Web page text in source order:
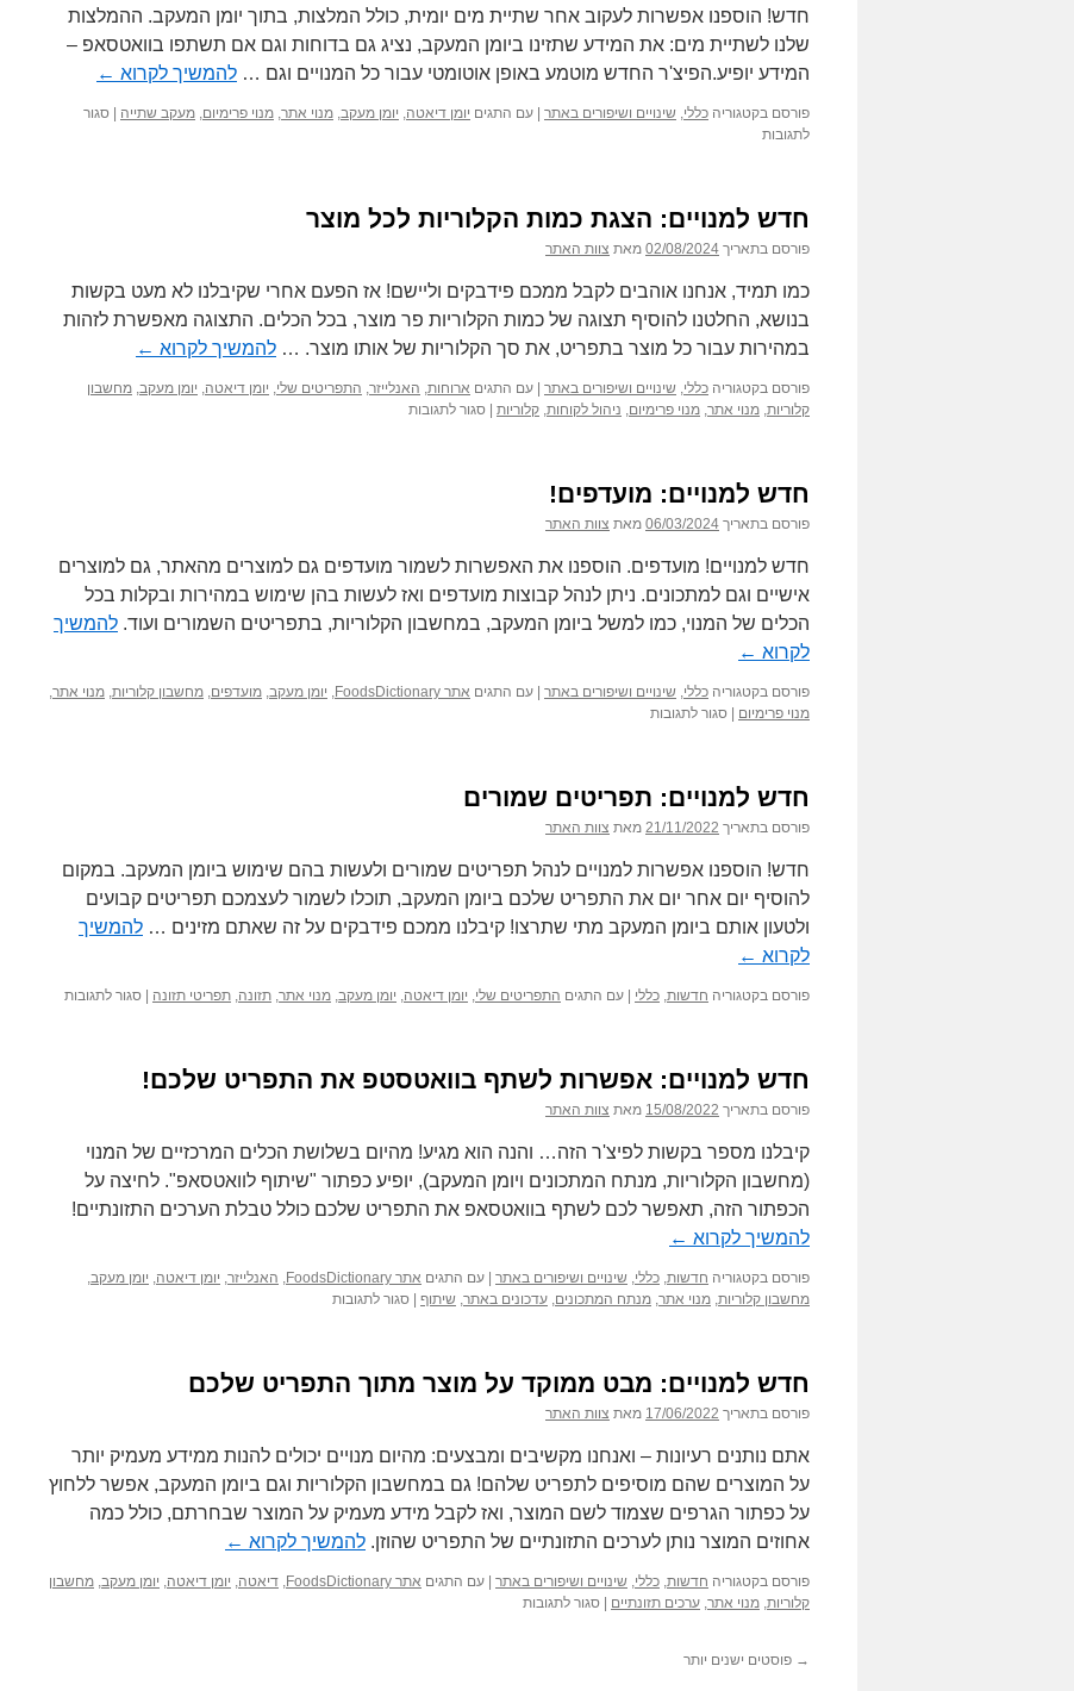
חדש! הוספנו אפשרות לעקוב אחר שתיית מים יומית, כולל המלצות, בתוך יומן המעקב. ההמלצות
שלנו לשתיית מים: את המידע שתזינו ביומן המעקב, נציג גם בדוחות וגם אם תשתפו בוואטסאפ –
המידע יופיע.הפיצ'ר החדש מוטמע באופן אוטומטי עבור כל המנויים וגם … להמשיך לקרוא ←
פורסם בקטגוריה כללי, שינויים ושיפורים באתר עם התגים יומן דיאטה, יומן מעקב, מנוי אתר, מנוי פרימיום, מעקב שתייה
סגור
לתגובותעל
מעקב
חדש למנויים: הצגת כמות הקלוריות לכל מוצר
פורסם בתאריך 02/08/2024 מאת צוות האתר
כמו תמיד, אנחנו אוהבים לקבל ממכם פידבקים וליישם! אז הפעם אחרי שקיבלנו לא מעט בקשות
בנושא, החלטנו להוסיף תצוגה של כמות הקלוריות פר מוצר, בכל הכלים. התצוגה מאפשרת לזהות
במהירות עבור כל מוצר בתפריט, את סך הקלוריות של אותו מוצר. … להמשיך לקרוא ←
פורסם בקטגוריה כללי, שינויים ושיפורים באתר עם התגים ארוחות, האנלייזר, התפריטים שלי, יומן דיאטה, יומן מעקב, מחשבון
קלוריות, מנוי אתר, מנוי פרימיום, ניהול לקוחות, קלוריות סגור לתגובותעל
מוצר
חדש למנויים: מועדפים!
פורסם בתאריך 06/03/2024 מאת צוות האתר
חדש למנויים! מועדפים. הוספנו את האפשרות לשמור מועדפים גם למוצרים מהאתר, גם למוצרים
אישיים וגם למתכונים. ניתן לנהל קבוצות מועדפים ואז לעשות בהן שימוש במהירות ובקלות בכל
הכלים של המנוי, כמו למשל ביומן המעקב, במחשבון הקלוריות, בתפריטים השמורים ועוד. להמשיך
לקרוא ←
פורסם בקטגוריה כללי, שינויים ושיפורים באתר עם התגים אתר FoodsDictionary , יומן מעקב, מועדפים, מחשבון קלוריות, מנוי אתר,
מנוי פרימיום
סגור לתגובותעל
חדש למנויים: תפריטים שמורים
פורסם בתאריך 21/11/2022 מאת צוות האתר
חדש! הוספנו אפשרות למנויים לנהל תפריטים שמורים ולעשות בהם שימוש ביומן המעקב. במקום
להוסיף יום אחר יום את התפריט שלכם ביומן המעקב, תוכלו לשמור לעצמכם תפריטים קבועים
ולטעון אותם ביומן המעקב מתי שתרצו! קיבלנו ממכם פידבקים על זה שאתם מזינים … להמשיך
לקרוא ←
פורסם בקטגוריה חדשות, כללי עם התגים התפריטים שלי, יומן דיאטה, יומן מעקב, מנוי אתר, תזונה, תפריטי תזונה סגור לתגובותעל
חדש למנויים: אפשרות לשתף בוואטסטפ את התפריט שלכם!
פורסם בתאריך 15/08/2022 מאת צוות האתר
קיבלנו מספר בקשות לפיצ'ר הזה… והנה הוא מגיע! מהיום בשלושת הכלים המרכזיים של המנוי
(מחשבון הקלוריות, מנתח המתכונים ויומן המעקב), יופיע כפתור "שיתוף לוואטסאפ". לחיצה על
הכפתור הזה, תאפשר לכם לשתף בוואטסאפ את התפריט שלכם כולל טבלת הערכים התזונתיים!
להמשיך לקרוא ←
פורסם בקטגוריה חדשות, כללי, שינויים ושיפורים באתר עם התגים אתר FoodsDictionary , האנלייזר, יומן דיאטה, יומן מעקב,
מחשבון קלוריות, מנוי אתר, מנתח המתכונים, עדכונים באתר, שיתוף סגור לתגובותעל
לשתף
התפריט
חדש למנויים: מבט ממוקד על מוצר מתוך התפריט שלכם
פורסם בתאריך 17/06/2022 מאת צוות האתר
אתם נותנים רעיונות – ואנחנו מקשיבים ומבצעים: מהיום מנויים יכולים להנות ממידע מעמיק יותר
על המוצרים שהם מוסיפים לתפריט שלהם! גם במחשבון הקלוריות וגם ביומן המעקב, אפשר ללחוץ
על כפתור הגרפים שצמוד לשם המוצר, ואז לקבל מידע מעמיק על המוצר שבחרתם, כולל כמה
אחוזים המוצר נותן לערכים התזונתיים של התפריט שהוזן. להמשיך לקרוא ←
פורסם בקטגוריה חדשות, כללי, שינויים ושיפורים באתר עם התגים אתר FoodsDictionary , דיאטה, יומן דיאטה, יומן מעקב, מחשבון
קלוריות, מנוי אתר, ערכים תזונתיים סגור לתגובותעל
→ פוסטים ישנים יותר